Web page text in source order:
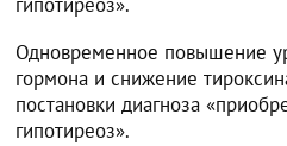
Одновременное повышение
гормона и снижение
постановки диагноза
гипотиреоз».